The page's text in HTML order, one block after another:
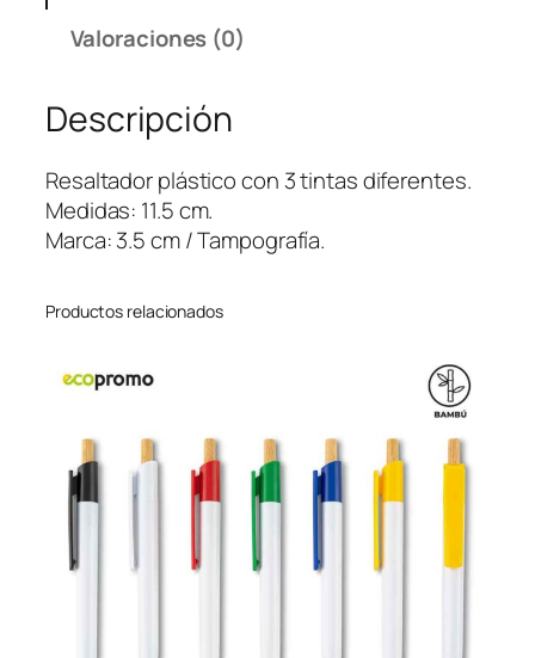
r
T
r
i
p
c
Valoraciones (0)
Descripción
Resaltador plástico con 3 tintas diferentes.
Medidas: 11.5 cm.
Marca: 3.5 cm / Tampografía.
Productos relacionados